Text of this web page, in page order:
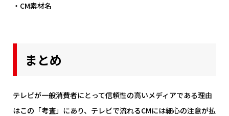
・CM素材名
まとめ
テレビが一般消費者にとって信頼性の高いメディアである理由
はこの「考査」にあり、テレビで流れるCMには細心の注意が払